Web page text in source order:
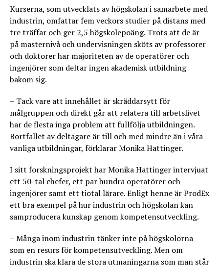
Kurserna, som utvecklats av högskolan i samarbete med
industrin, omfattar fem veckors studier på distans med
tre träffar och ger 2,5 högskolepoäng. Trots att de är
på masternivå och undervisningen sköts av professorer
och doktorer har majoriteten av de operatörer och
ingenjörer som deltar ingen akademisk utbildning
bakom sig.
– Tack vare att innehållet är skräddarsytt för
målgruppen och direkt går att relatera till arbetslivet
har de flesta inga problem att fullfölja utbildningen.
Bortfallet av deltagare är till och med mindre än i våra
vanliga utbildningar, förklarar Monika Hattinger.
I sitt forskningsprojekt har Monika Hattinger intervjuat
ett 50-tal chefer, ett par hundra operatörer och
ingenjörer samt ett tiotal lärare. Enligt henne är ProdEx
ett bra exempel på hur industrin och högskolan kan
samproducera kunskap genom kompetensutveckling.
– Många inom industrin tänker inte på högskolorna
som en resurs för kompetensutveckling. Men om
industrin ska klara de stora utmaningarna som man står